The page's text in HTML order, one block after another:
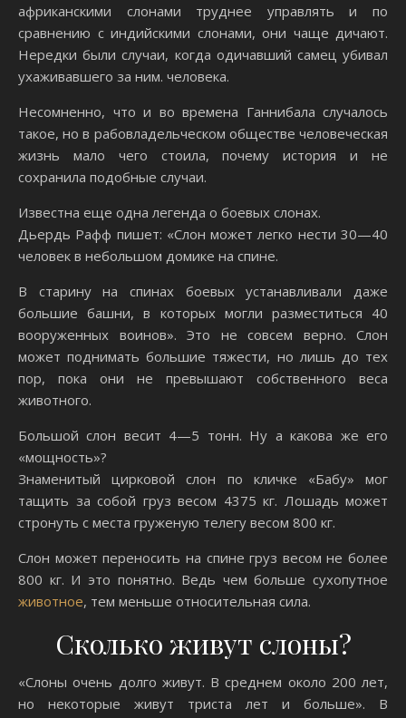
африканскими слонами труднее управлять и по
сравнению с индийскими слонами, они чаще дичают.
Нередки были случаи, когда одичавший самец убивал
ухаживавшего за ним. человека.
Несомненно, что и во времена Ганнибала случалось
такое, но в рабовладельческом обществе человеческая
жизнь мало чего стоила, почему история и не
сохранила подобные случаи.
Известна еще одна легенда о боевых слонах.
Дьердь Рафф пишет: «Слон может легко нести 30—40
человек в небольшом домике на спине.
В старину на спинах боевых устанавливали даже
большие башни, в которых могли разместиться 40
вооруженных воинов». Это не совсем верно. Слон
может поднимать большие тяжести, но лишь до тех
пор, пока они не превышают собственного веса
животного.
Большой слон весит 4—5 тонн. Ну а какова же его
«мощность»?
Знаменитый цирковой слон по кличке «Бабу» мог
тащить за собой груз весом 4375 кг. Лошадь может
стронуть с места груженую телегу весом 800 кг.
Слон может переносить на спине груз весом не более
800 кг. И это понятно. Ведь чем больше сухопутное
животное, тем меньше относительная сила.
Сколько живут слоны?
«Слоны очень долго живут. В среднем около 200 лет,
но некоторые живут триста лет и больше». В